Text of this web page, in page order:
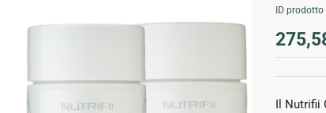
ID
Il Nutrifii